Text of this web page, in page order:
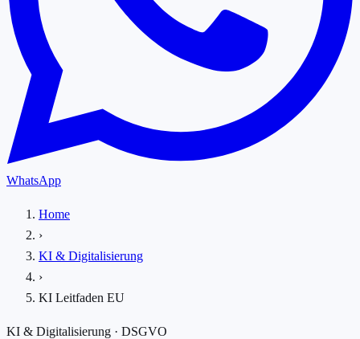
WhatsApp
Home
›
KI & Digitalisierung
›
KI Leitfaden EU
KI & Digitalisierung · DSGVO